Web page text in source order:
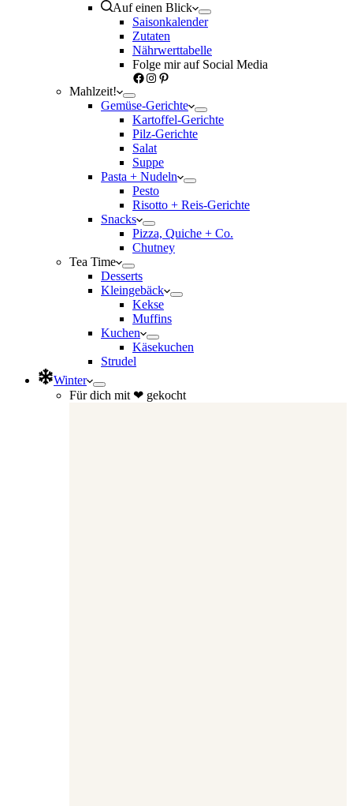
Auf einen Blick
Saisonkalender
Zutaten
Nährwerttabelle
Folge mir auf Social Media
Facebook
Instagram
Pinterest
Mahlzeit!
Gemüse-Gerichte
Kartoffel-Gerichte
Pilz-Gerichte
Salat
Suppe
Pasta + Nudeln
Pesto
Risotto + Reis-Gerichte
Snacks
Pizza, Quiche + Co.
Chutney
Tea Time
Desserts
Kleingebäck
Kekse
Muffins
Kuchen
Käsekuchen
Strudel
Winter
Für dich mit ❤ gekocht